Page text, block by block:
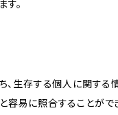
。
、生存する個人に関する
易に照合することがで